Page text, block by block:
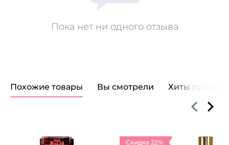
Пока нет ни одного отзыва
Похожие товары Вы смотрели Хиты продаж
Скидка 22%